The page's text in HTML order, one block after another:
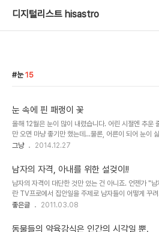
디지털리스트 hisastro
눈 15
눈 속에 핀 패랭이 꽃
올해 12월은 눈이 많이 내렸습니다. 어린 시절엔 추운
만 오면 마냥 좋기만 했는데...물론, 어른이 되어 눈이
고, 단지 내린 눈에 의해 불편함을 초래하기 때문에 마냥
시골에 이사를 온 이후로 겨울에 내리는 눈은 더욱 고민
는 현실이기도 한데... 그래도 눈 내린 시골 마을의 풍경
가 되기도 합니다. 남향으로 탁 트인 곳이거든요. 몇 일
이 내렸습니다.눈을 치우기 위해 완전 무장을 하고 눈
속에 핀 꽃 한송이가 보입니다. 그런데, 그 눈 속에 꽃이
그냥 2014.12.27
남자의 자격, 아내를 위한 설겆이!!
남자의 자격이 대단한 것만 있는 건 아니죠. 언젠가 "남
란 TV프로에서 집안일을 주제로 남자들이 어떻게 꾸
한 적이 있습니다. 그 방송 끝 무렵, 직접 집안일을 해본
를 위해 집안일을 도와주는 것도 남자가 지녀야 할 자격
좋은글 2011.03.08
동물들의 약육강식은 인간의 시각일 뿐.